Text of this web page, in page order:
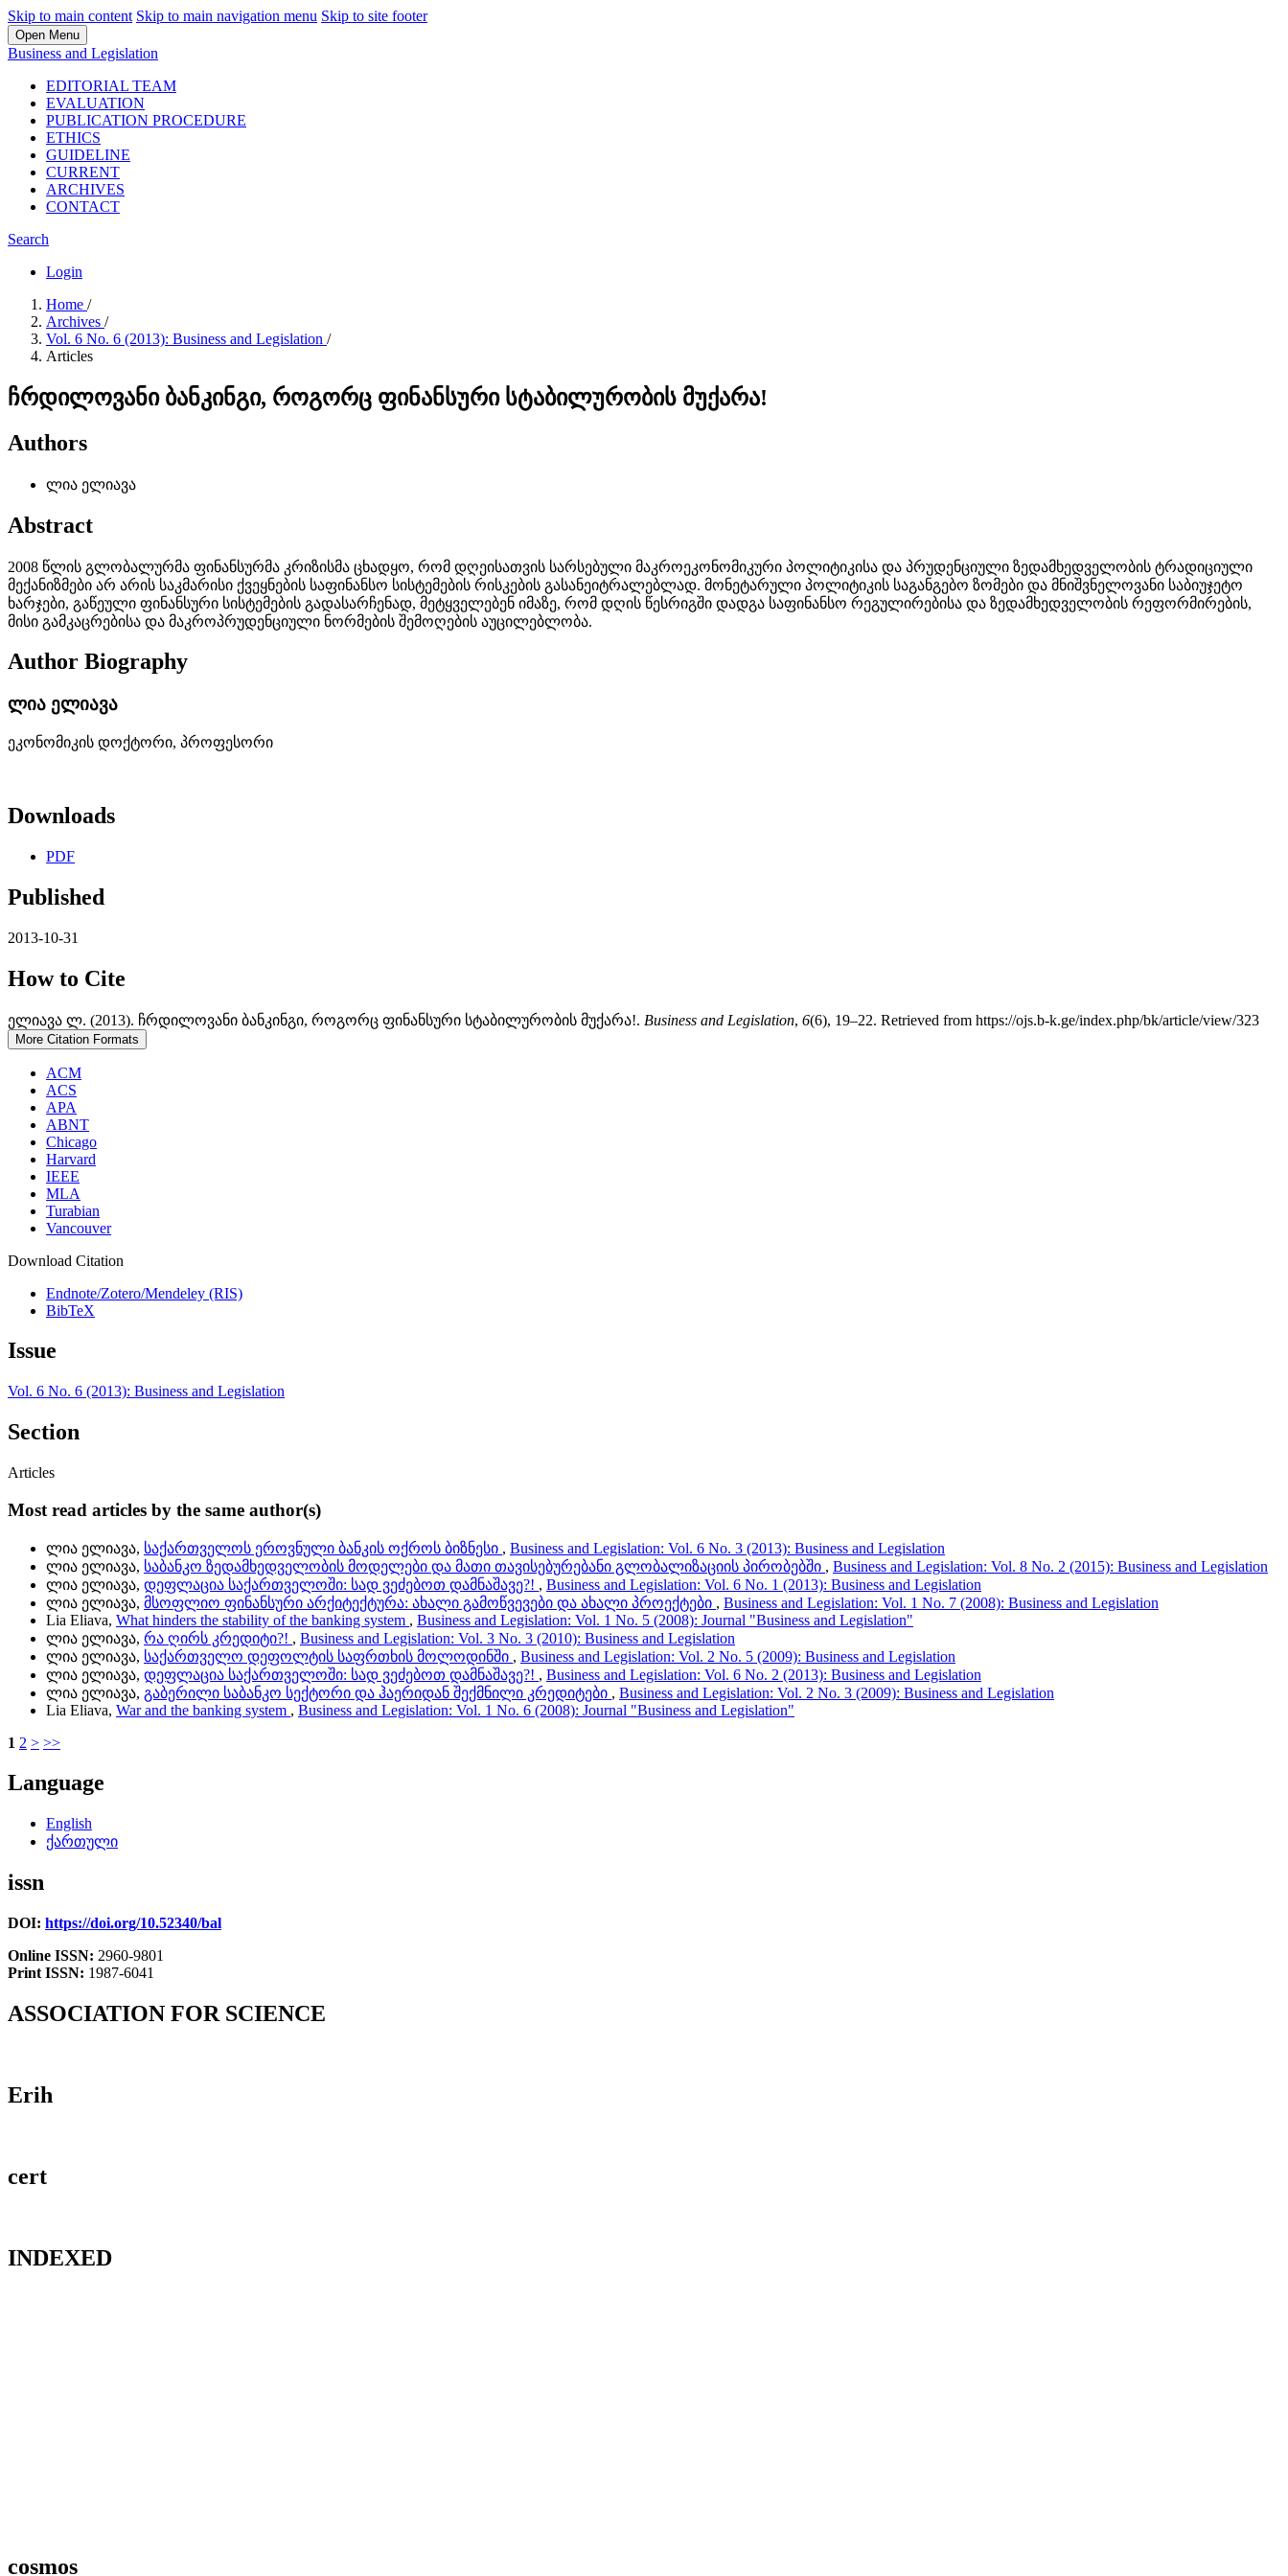
Skip to main content Skip to main navigation menu Skip to site footer
Open Menu
Business and Legislation
EDITORIAL TEAM
EVALUATION
PUBLICATION PROCEDURE
ETHICS
GUIDELINE
CURRENT
ARCHIVES
CONTACT
Search
Login
Home /
Archives /
Vol. 6 No. 6 (2013): Business and Legislation /
Articles
ჩრდილოვანი ბანკინგი, როგორც ფინანსური სტაბილურობის მუქარა!
Authors
ლია ელიავა
Abstract
2008 წლის გლობალურმა ფინანსურმა კრიზისმა ცხადყო, რომ დღეისათვის სარსებული მაკროეკონომიკური პოლიტიკისა და პრუდენციული ზედამხედველობის ტრადიციული
მექანიზმები არ არის საკმარისი ქვეყნების საფინანსო სისტემების რისკების გასანეიტრალებლად. მონეტარული პოლიტიკის საგანგებო ზომები და მნიშვნელოვანი საბიუჯეტო
ხარჯები, გაწეული ფინანსური სისტემების გადასარჩენად, მეტყველებენ იმაზე, რომ დღის წესრიგში დადგა საფინანსო რეგულირებისა და ზედამხედველობის რეფორმირების,
მისი გამკაცრებისა და მაკროპრუდენციული ნორმების შემოღების აუცილებლობა.
Author Biography
ლია ელიავა
ეკონომიკის დოქტორი, პროფესორი
Downloads
PDF
Published
2013-10-31
How to Cite
ელიავა ლ. (2013). ჩრდილოვანი ბანკინგი, როგორც ფინანსური სტაბილურობის მუქარა!. Business and Legislation, 6(6), 19–22. Retrieved from https://ojs.b-k.ge/index.php/bk/article/view/323
More Citation Formats
ACM
ACS
APA
ABNT
Chicago
Harvard
IEEE
MLA
Turabian
Vancouver
Download Citation
Endnote/Zotero/Mendeley (RIS)
BibTeX
Issue
Vol. 6 No. 6 (2013): Business and Legislation
Section
Articles
Most read articles by the same author(s)
ლია ელიავა, საქართველოს ეროვნული ბანკის ოქროს ბიზნესი , Business and Legislation: Vol. 6 No. 3 (2013): Business and Legislation
ლია ელიავა, საბანკო ზედამხედველობის მოდელები და მათი თავისებურებანი გლობალიზაციის პირობებში , Business and Legislation: Vol. 8 No. 2 (2015): Business and Legislation
ლია ელიავა, დეფლაცია საქართველოში: სად ვეძებოთ დამნაშავე?! , Business and Legislation: Vol. 6 No. 1 (2013): Business and Legislation
ლია ელიავა, მსოფლიო ფინანსური არქიტექტურა: ახალი გამოწვევები და ახალი პროექტები , Business and Legislation: Vol. 1 No. 7 (2008): Business and Legislation
Lia Eliava, What hinders the stability of the banking system , Business and Legislation: Vol. 1 No. 5 (2008): Journal "Business and Legislation"
ლია ელიავა, რა ღირს კრედიტი?! , Business and Legislation: Vol. 3 No. 3 (2010): Business and Legislation
ლია ელიავა, საქართველო დეფოლტის საფრთხის მოლოდინში , Business and Legislation: Vol. 2 No. 5 (2009): Business and Legislation
ლია ელიავა, დეფლაცია საქართველოში: სად ვეძებოთ დამნაშავე?! , Business and Legislation: Vol. 6 No. 2 (2013): Business and Legislation
ლია ელიავა, გაბერილი საბანკო სექტორი და ჰაერიდან შექმნილი კრედიტები , Business and Legislation: Vol. 2 No. 3 (2009): Business and Legislation
Lia Eliava, War and the banking system , Business and Legislation: Vol. 1 No. 6 (2008): Journal "Business and Legislation"
1 2 > >>
Language
English
ქართული
issn
DOI: https://doi.org/10.52340/bal
Online ISSN: 2960-9801
Print ISSN: 1987-6041
ASSOCIATION FOR SCIENCE
Erih
cert
INDEXED
cosmos